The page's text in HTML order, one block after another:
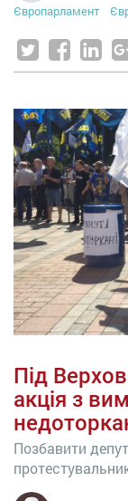
Європарламент
Під
акція з
Позбавити